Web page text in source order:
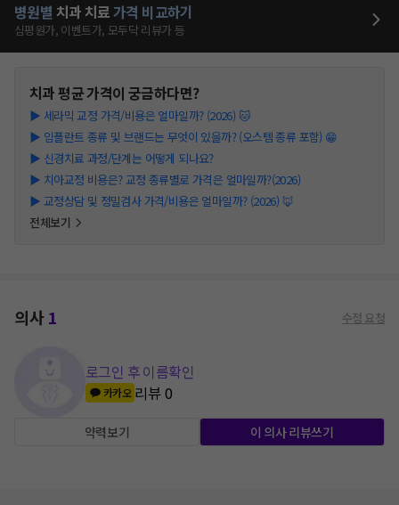
병원별 치과 치료가격 비교하기
심평원가, 이벤트가, 모두닥 리뷰가 등
치과평균 가격이 궁금하다면?
▶ 세라믹 교정 가격/비용은 얼마일까? (2026) 🐱
▶ 임플란트 종류 및 브랜드는 무엇이 있을까? (오스템 종류 포함) 😁
▶ 신경치료 과정/단계는 어떻게 되나요?
▶ 치아교정 비용은? 교정 종류별로 가격은 얼마일까?(2026)
▶ 교정상담 및 정밀검사 가격/비용은 얼마일까? (2026) 🦊
전체보기
의사1 수정 요청
로그인 후 이름확인
카카오 리뷰0
약력보기 이 의사 리뷰쓰기